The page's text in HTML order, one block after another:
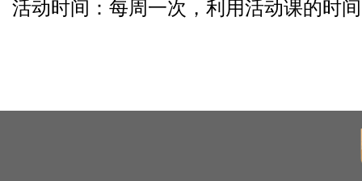
活动时间：每周一次，利用活动课的时间